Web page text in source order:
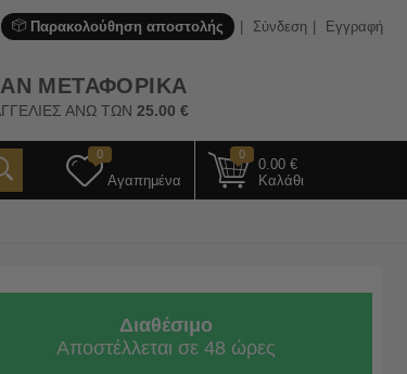
Παρακολούθηση αποστολής Σύνδεση Εγγραφή
ΜΕΤΑΦΟΡΙΚΑ
ΑΝΩ ΤΩΝ25.00 €
0
Αγαπημένα
0
0.00 €
Καλάθι
Διαθέσιμο
Αποστέλλεται σε 48 ώρες